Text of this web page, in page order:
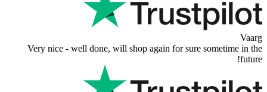
Very nice - well done, will shop again for sure